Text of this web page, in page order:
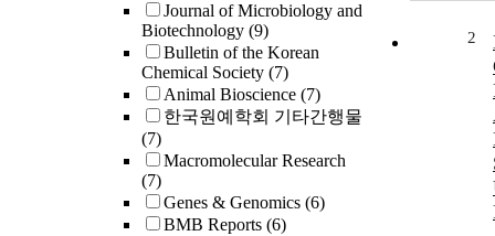
Journal of Microbiology and
Biotechnology (9)
Bulletin of the Korean
Chemical Society (7)
Animal Bioscience (7)
한국원예학회 기타간행물
(7)
Macromolecular Research
(7)
Genes & Genomics (6)
BMB Reports (6)
2